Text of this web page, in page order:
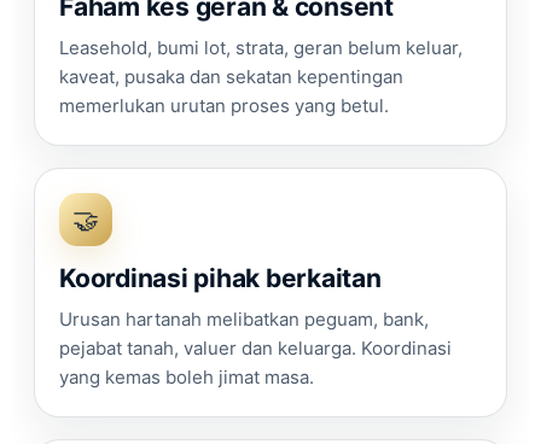
Faham kes geran & consent
Leasehold, bumi lot, strata, geran belum keluar,
kaveat, pusaka dan sekatan kepentingan
memerlukan urutan proses yang betul.
🤝
Koordinasi pihak berkaitan
Urusan hartanah melibatkan peguam, bank,
pejabat tanah, valuer dan keluarga. Koordinasi
yang kemas boleh jimat masa.